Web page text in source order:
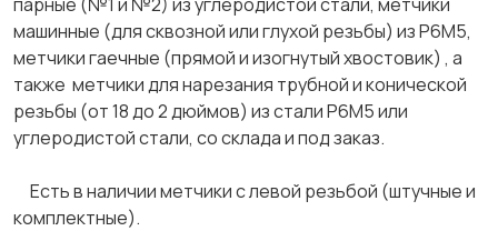
машинные (для сквозной или глухой резьбы) из Р6М5,
метчики гаечные (прямой и изогнутый хвостовик) , а
также метчики для нарезания трубной и конической
резьбы (от 18 до 2 дюймов) из стали Р6М5 или
углеродистой стали, со склада и под заказ.
Есть в наличии метчики с левой резьбой (штучные и
комплектные).